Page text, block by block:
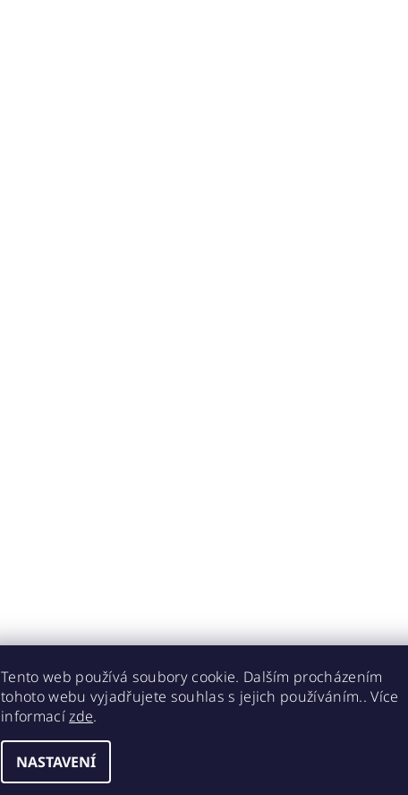
Tento web používá soubory cookie. Dalším procházením
tohoto webu vyjadřujete souhlas s jejich používáním.. Více
informacízde.
NASTAVENÍ